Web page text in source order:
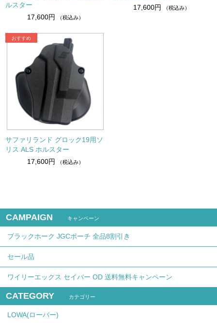
ルスター
17,600円
（税込み）
17,600円
（税込み）
サファリランド グロック19用ソ
リス ALS ホルスター
17,600円
（税込み）
CAMPAIGN キャンペーン
ブラックホーク JGCポーチ 全品8割引き
セール品
ワイリーエックス セイバー OD 送料無料キャンペーン
CATEGORY カテゴリー
LOWA(ローバー)